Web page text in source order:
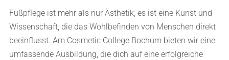
Fußpflege ist mehr als nur Ästhetik; es ist eine Kunst und
Wissenschaft, die das Wohlbefinden von Menschen direkt
beeinflusst. Am Cosmetic College Bochum bieten wir eine
umfassende Ausbildung, die dich auf eine erfolgreiche